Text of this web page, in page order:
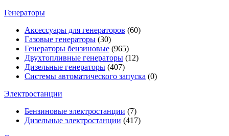
Генераторы
Аксессуары для генераторов (60)
Газовые генераторы (30)
Генераторы бензиновые (965)
Двухтопливные генераторы (12)
Дизельные генераторы (407)
Системы автоматического запуска (0)
Электростанции
Бензиновые электростанции (7)
Дизельные электростанции (417)